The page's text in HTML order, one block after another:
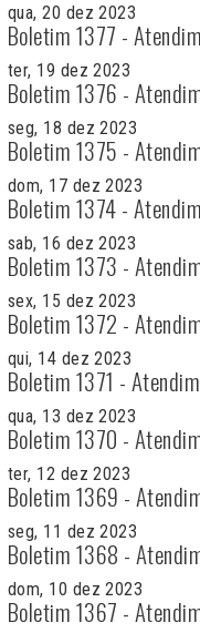
qua, 20 dez 2023
Boletim 1377 -
ter, 19 dez 2023
Boletim 1376 -
seg, 18 dez 2023
Boletim 1375 -
dom, 17 dez 2023
Boletim 1374 -
sab, 16 dez 2023
Boletim 1373 -
sex, 15 dez 2023
Boletim 1372 -
qui, 14 dez 2023
Boletim 1371 -
qua, 13 dez 2023
Boletim 1370 -
ter, 12 dez 2023
Boletim 1369 -
seg, 11 dez 2023
Boletim 1368 -
dom, 10 dez 2023
Boletim 1367 -